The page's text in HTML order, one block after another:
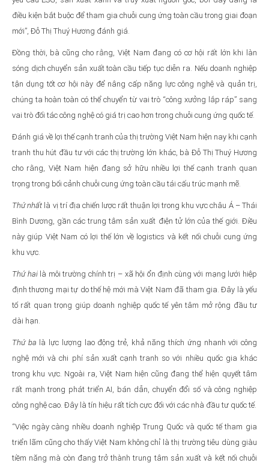
điều kiện bắt buộc để tham gia chuỗi cung ứng toàn cầu trong giai đoạn
mới”, Đỗ Thị Thuý Hương đánh giá.
Đồng thời, bà cũng cho rằng, Việt Nam đang có cơ hội rất lớn khi làn
sóng dịch chuyển sản xuất toàn cầu tiếp tục diễn ra. Nếu doanh nghiệp
tận dụng tốt cơ hội này để nâng cấp năng lực công nghệ và quản trị,
chúng ta hoàn toàn có thể chuyển từ vai trò “công xưởng lắp ráp” sang
vai trò đối tác công nghệ có giá trị cao hơn trong chuỗi cung ứng quốc tế.
Đánh giá về lợi thế cạnh tranh của thị trường Việt Nam hiện nay khi cạnh
tranh thu hút đầu tư với các thị trường lớn khác, bà Đỗ Thị Thuý Hương
cho rằng, Việt Nam hiện đang sở hữu nhiều lợi thế cạnh tranh quan
trọng trong bối cảnh chuỗi cung ứng toàn cầu tái cấu trúc mạnh mẽ.
Thứ nhất là vị trí địa chiến lược rất thuận lợi trong khu vực châu Á – Thái
Bình Dương, gần các trung tâm sản xuất điện tử lớn của thế giới. Điều
này giúp Việt Nam có lợi thế lớn về logistics và kết nối chuỗi cung ứng
khu vực.
Thứ hailà môi trường chính trị – xã hội ổn định cùng với mạng lưới hiệp
định thương mại tự do thế hệ mới mà Việt Nam đã tham gia. Đây là yếu
tố rất quan trọng giúp doanh nghiệp quốc tế yên tâm mở rộng đầu tư
dài hạn.
Thứ ba là lực lượng lao động trẻ, khả năng thích ứng nhanh với công
nghệ mới và chi phí sản xuất cạnh tranh so với nhiều quốc gia khác
trong khu vực. Ngoài ra, Việt Nam hiện cũng đang thể hiện quyết tâm
rất mạnh trong phát triển AI, bán dẫn, chuyển đổi số và công nghiệp
công nghệ cao. Đây là tín hiệu rất tích cực đối với các nhà đầu tư quốc tế.
“Việc ngày càng nhiều doanh nghiệp Trung Quốc và quốc tế tham gia
triển lãm cũng cho thấy Việt Nam không chỉ là thị trường tiêu dùng giàu
tiềm năng mà còn đang trở thành trung tâm sản xuất và kết nối chuỗi